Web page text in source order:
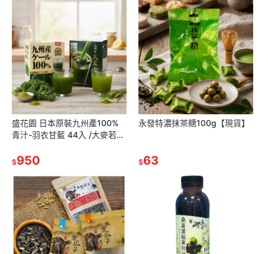
盛花園 日本原裝九州產100%
青汁-羽衣甘藍 44入 /大麥若葉
$950
永發特濃抹茶糖100g【現貨】
$63